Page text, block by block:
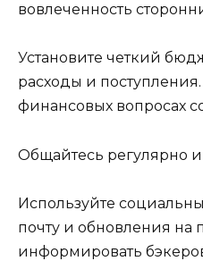
вовлеченность
Установите четкий
расходы и
финансовых вопросах
Общайтесь регулярно
Используйте
почту и обновления на
информировать